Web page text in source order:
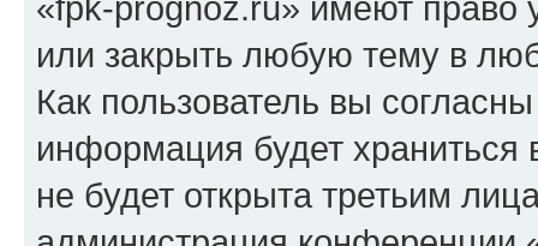
или закрыть любую тему в
Как пользователь вы
информация будет
не будет открыта третьим